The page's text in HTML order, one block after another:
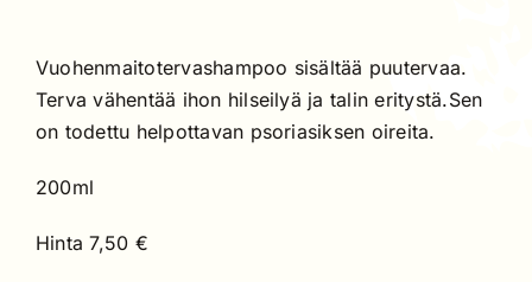
Vuohenmaitotervashampoo sisältää puutervaa.
Terva vähentää ihon hilseilyä ja talin eritystä.Sen
on todettu helpottavan psoriasiksen oireita.
200ml
Hinta 7,50 €